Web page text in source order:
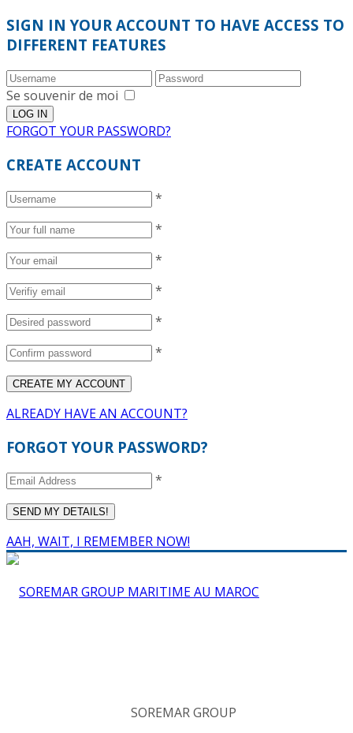
SIGN IN YOUR ACCOUNT TO HAVE ACCESS TO
DIFFERENT FEATURES
Se souvenir de moi
FORGOT YOUR PASSWORD?
CREATE ACCOUNT
*
*
*
*
*
*
ALREADY HAVE AN ACCOUNT?
FORGOT YOUR PASSWORD?
*
AAH, WAIT, I REMEMBER NOW!
SOREMAR GROUP